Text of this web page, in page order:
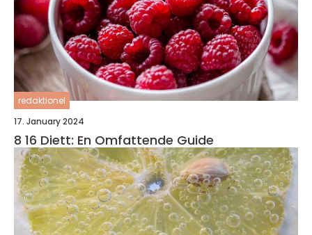
redaktionel
17. January 2024
8 16 Diett: En Omfattende Guide